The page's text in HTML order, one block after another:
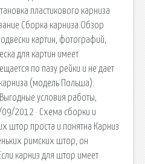
пластикового карниза
карниза.Обзор
картин, фотографий,
для картин имеет
по пазу рейки и не дает
(модель Польша).
условия работы,
09/2012 · Схема сборки и
штор проста и понятна Карниз
римских штор, он
карниз для штор имеет